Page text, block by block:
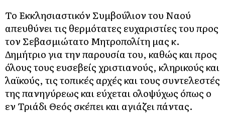
Το Εκκλησιαστικόν Συμβούλιον του Ναού
απευθύνει τις θερμότατες ευχαριστίες του προς
τον Σεβασμιώτατο Μητροπολίτη μας κ.
Δημήτριο για την παρουσία του, καθώς και προς
όλους τους ευσεβείς χριστιανούς, κληρικούς και
λαϊκούς, τις τοπικές αρχές και τους συντελεστές
της πανηγύρεως και εύχεται ολοψύχως όπως ο
εν Τριάδι Θεός σκέπει και αγιάζει πάντας.